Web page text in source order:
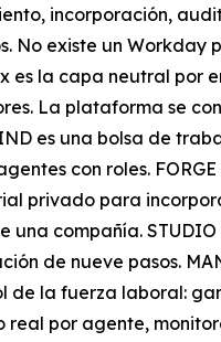
incorporación,
No existe un Workday
es la capa neutral por
La plataforma se
es una bolsa de
con roles.
privado para
una compañía.
de nueve pasos.
de la fuerza laboral:
real por agente,